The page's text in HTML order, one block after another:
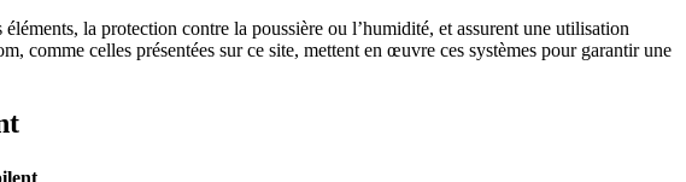
la protection contre la poussière ou l’humidité, et assurent une utilisation
comme celles présentées sur ce site, mettent en œuvre ces systèmes pour garantir une